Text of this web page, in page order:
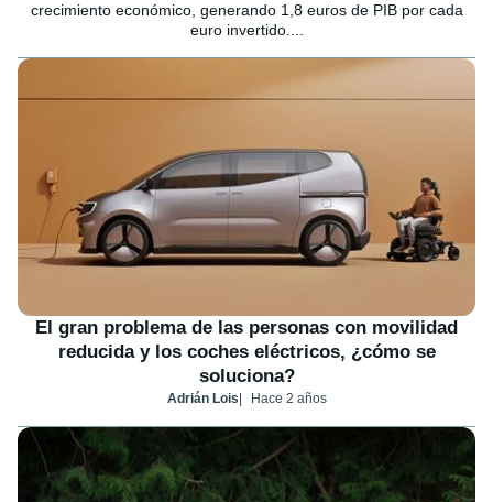
crecimiento económico, generando 1,8 euros de PIB por cada
euro invertido....
El gran problema de las personas con movilidad
reducida y los coches eléctricos, ¿cómo se
soluciona?
Adrián Lois Hace 2 años